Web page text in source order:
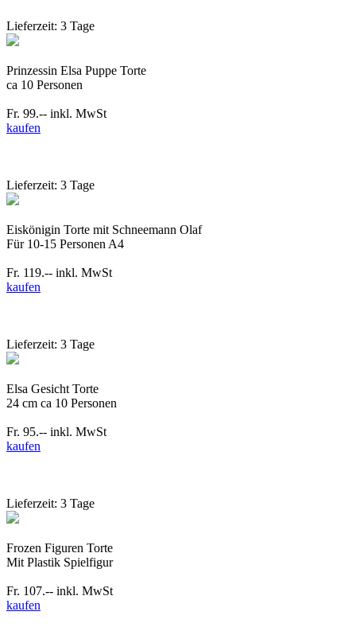
Lieferzeit: 3 Tage
Prinzessin Elsa Puppe Torte
ca 10 Personen
Fr. 99.-- inkl. MwSt
kaufen
Lieferzeit: 3 Tage
Eiskönigin Torte mit Schneemann Olaf
Für 10-15 Personen A4
Fr. 119.-- inkl. MwSt
kaufen
Lieferzeit: 3 Tage
Elsa Gesicht Torte
24 cm ca 10 Personen
Fr. 95.-- inkl. MwSt
kaufen
Lieferzeit: 3 Tage
Frozen Figuren Torte
Mit Plastik Spielfigur
Fr. 107.-- inkl. MwSt
kaufen